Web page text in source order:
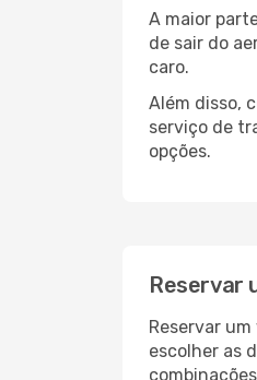
A maior
de sair do
caro.
Além disso,
serviço de
opções.
Reservar
Reservar
escolher as